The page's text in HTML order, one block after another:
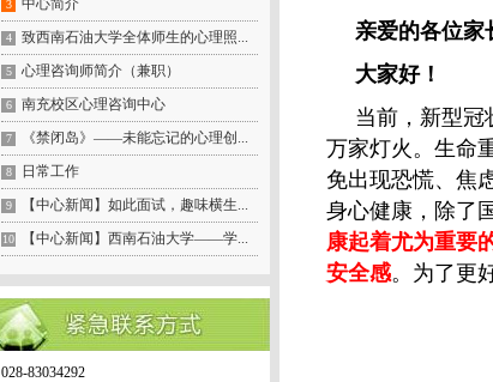
亲爱的各位家
大家好！
当前，新型冠
万家灯火。生命
免出现恐慌、焦
身心健康，除了
康起着尤为重要
安全感。 为了更
3 中心简介
4 致西南石油大学全体师生的心理照...
5 心理咨询师简介（兼职）
6 南充校区心理咨询中心
7 《禁闭岛》——未能忘记的心理创...
8 日常工作
9 【中心新闻】如此面试，趣味横生...
10 【中心新闻】西南石油大学——学...
028-83034292